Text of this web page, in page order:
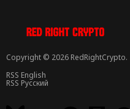
Copyright © 2026 RedRightCrypto.
RSS English
RSS Русский